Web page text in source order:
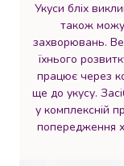
Соуси
і
Укуси бліх
також
захворювань.
їхнього
працює через
ще до укусу.
у комплексній
попередження